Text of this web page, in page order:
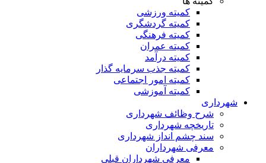
کمیته ورزشی
کمیته گردشگری
کمیته فرهنگی
کمیته عمران
کمیته درآمد
کمیته جذب سرمایه گذار
کمیته امور اجتماعی
کمیته آموزشی
شهرداری
شرح وظائف شهرداری
تاریخچه شهرداری
سند چشم انداز شهرداری
معرفی شهرداران
معرفی شهرداران قبلی